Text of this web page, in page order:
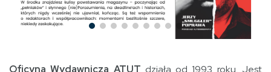
Oficyna Wydawnicza ATUT działa od 1993 roku. Jest